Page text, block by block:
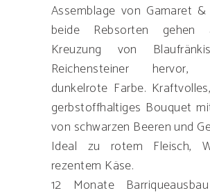
Assemblage von Gamaret &
beide Rebsorten
Kreuzung von
Reichensteiner hervor,
dunkelrote Farbe.
gerbstoffhaltiges Bouquet
von schwarzen Beeren und
Ideal zu rotem Fleisch,
rezentem Käse.
12 Monate